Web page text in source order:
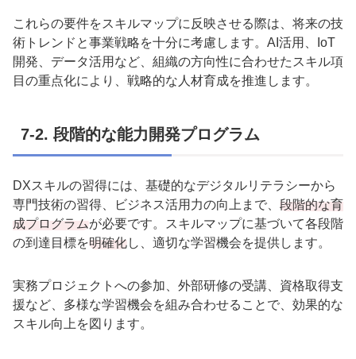
これらの要件をスキルマップに反映させる際は、将来の技
術トレンドと事業戦略を十分に考慮します。 AI 活用、
IoT
開発、データ活用など、組織の方向性に合わせたスキル項
目の重点化により、戦略的な人材育成を推進します。
7-2. 段階的な能力開発プログラム
DXスキルの習得には、基礎的なデジタルリテラシーから
専門技術の習得、ビジネス活用力の向上まで、 段階的な育
成プログラムが必要です。スキルマップに基づいて各段階
の到達目標を明確化し、適切な学習機会を提供します。
実務プロジェクトへの参加、外部研修の受講、資格取得支
援など、多様な学習機会を組み合わせることで、効果的な
スキル向上を図ります。